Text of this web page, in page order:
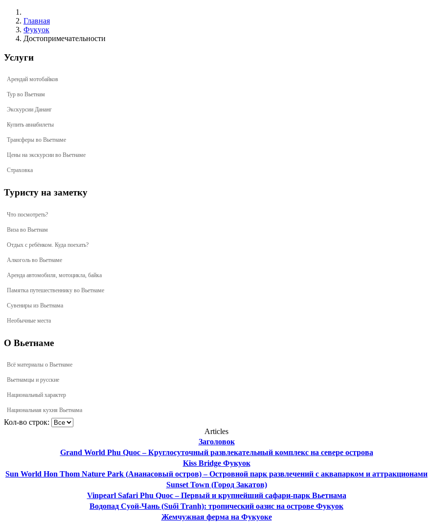
Главная
Фукуок
Достопримечательности
Услуги
Арендай мотобайков
Тур во Вьетнам
Экскурсии Дананг
Купить авиабилеты
Трансферы во Вьетнаме
Цены на экскурсии во Вьетнаме
Страховка
Туристу на заметку
Что посмотреть?
Виза во Вьетнам
Отдых с ребёнком. Куда поехать?
Алкоголь во Вьетнаме
Аренда автомобиля, мотоцикла, байка
Памятка путешественнику во Вьетнаме
Сувениры из Вьетнама
Необычные места
О Вьетнаме
Всё материалы о Вьетнаме
Вьетнамцы и русские
Национальный характер
Национальная кухня Вьетнама
Кол-во строк:
Articles
Заголовок
Grand World Phu Quoc – Круглосуточный развлекательный комплекс на севере острова
Kiss Bridge Фукуок
Sun World Hon Thom Nature Park (Ананасовый остров) – Островной парк развлечений с аквапарком и аттракционами
Sunset Town (Город Закатов)
Vinpearl Safari Phu Quoc – Первый и крупнейший сафари-парк Вьетнама
Водопад Суой-Чань (Suối Tranh): тропический оазис на острове Фукуок
Жемчужная ферма на Фукуоке